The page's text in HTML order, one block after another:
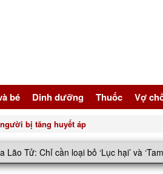
bé Dinh dưỡng Thuốc Vợ
bị tăng huyết áp
Tử: Chỉ cần loại bỏ ‘Lục hại’ và